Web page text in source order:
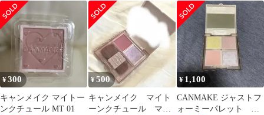
ル 4色パレット
セット
CANMAKEマイトーン
クチュール01
¥300
キャンメイク マイトー
ンクチュール MT 01
¥500
キャンメイク マイト
ーンクチュール マル
¥ 1,100
CANMAKE ジャストフ
ォーミーパレット マ